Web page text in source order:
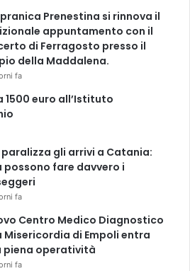
Prenestina si rinnova il
appuntamento con il
di Ferragosto presso il
della Maddalena.
fa
1500 euro all’Istituto
paralizza gli arrivi a Catania:
possono fare davvero i
fa
Centro Medico Diagnostico
Misericordia di Empoli entra
piena operatività
fa